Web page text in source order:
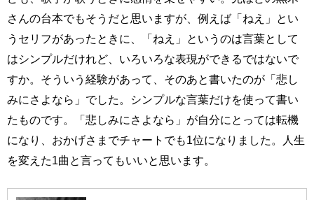
さんの台本でもそうだと思いますが、例えば「ねえ」とい
うセリフがあったときに、「ねえ」というのは言葉として
はシンプルだけれど、いろいろな表現ができるではないで
すか。そういう経験があって、そのあと書いたのが「悲し
みにさよなら」でした。シンプルな言葉だけを使って書い
たものです。「悲しみにさよなら」が自分にとっては転機
になり、おかげさまでチャートでも1位になりました。人生
を変えた1曲と言ってもいいと思います。